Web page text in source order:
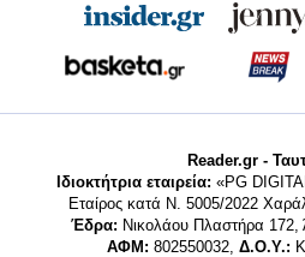
Reader.gr -
Ιδιοκτήτρια εταιρεία: «PG
Εταίρος κατά Ν. 5005/2022
Έδρα: Νικολάου Πλαστήρα 172,
ΑΦΜ: 802550032, Δ.Ο.Υ.: